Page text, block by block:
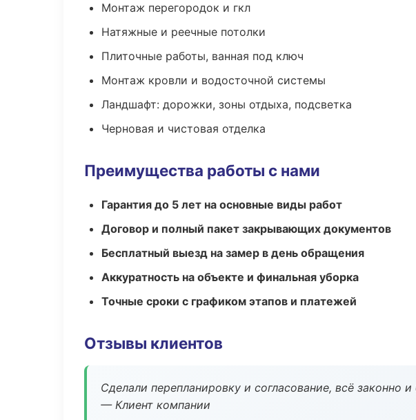
Монтаж перегородок и гкл
Натяжные и реечные потолки
Плиточные работы, ванная под ключ
Монтаж кровли и водосточной системы
Ландшафт: дорожки, зоны отдыха, подсветка
Черновая и чистовая отделка
Преимущества работы с нами
Гарантия до 5 лет на основные виды работ
Договор и полный пакет закрывающих документов
Бесплатный выезд на замер в день обращения
Аккуратность на объекте и финальная уборка
Точные сроки с графиком этапов и платежей
Отзывы клиентов
Сделали перепланировку и согласование, всё законно и
— Клиент компании